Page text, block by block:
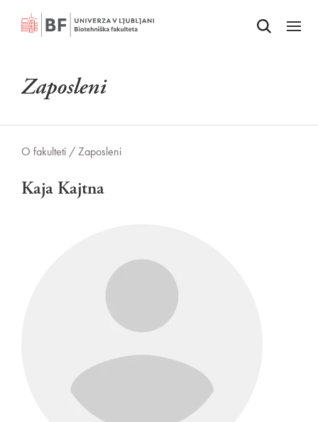
Odpri iskalnik
Odpri
Zaposleni
O fakulteti /Zaposleni
Kaja Kajtna